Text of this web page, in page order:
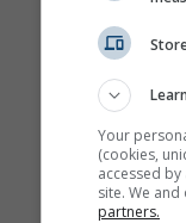
Your
(cookies,
accessed
site. We
partners.